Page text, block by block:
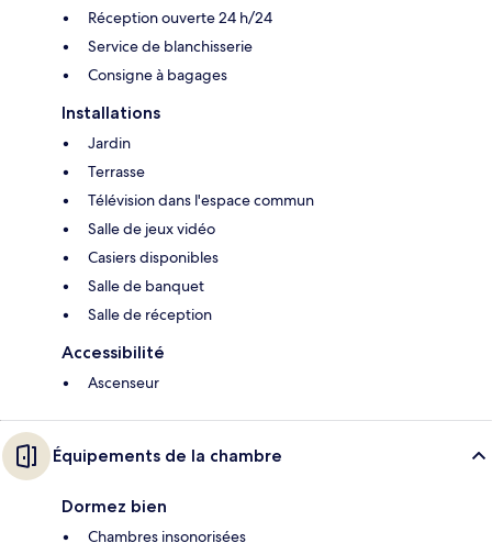
Réception ouverte 24 h/24
Service de blanchisserie
Consigne à bagages
Installations
Jardin
Terrasse
Télévision dans l'espace commun
Salle de jeux vidéo
Casiers disponibles
Salle de banquet
Salle de réception
Accessibilité
Ascenseur
Équipements de la chambre
Dormez bien
Chambres insonorisées